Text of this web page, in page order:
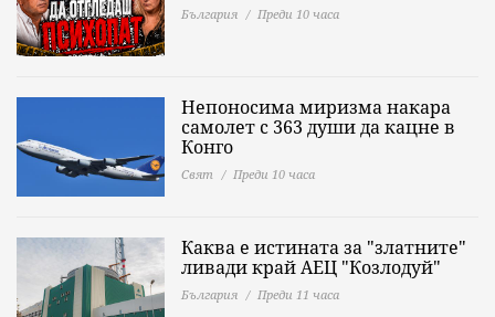
България Преди 10 часа
Непоносима миризма накара
самолет с 363 души да кацне в
Конго
Свят Преди 10 часа
Каква е истината за "златните"
ливади край АЕЦ "Козлодуй"
България Преди 11 часа